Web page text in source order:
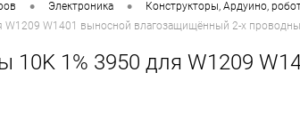
• Электроника • Конструкторы, Ардуино,
W1209 W1401 выносной влагозащищённый 2-х
10K 1% 3950 для W1209